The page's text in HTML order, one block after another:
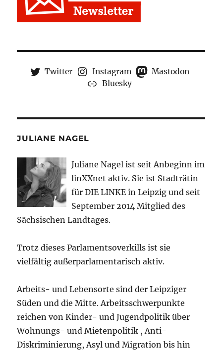
Twitter Instagram
Mastodon
Bluesky
JULIANE NAGEL
Juliane Nagel ist seit Anbeginn im
linXXnet aktiv. Sie ist Stadträtin
für DIE LINKE in Leipzig und seit
September 2014 Mitglied des
Sächsischen Landtages.
Trotz dieses Parlamentsoverkills ist sie
vielfältig außerparlamentarisch aktiv.
Arbeits- und Lebensorte sind der Leipziger
Süden und die Mitte. Arbeitsschwerpunkte
reichen von Kinder- und Jugendpolitik über
Wohnungs- und Mietenpolitik , Anti-
Diskriminierung, Asyl und Migration bis hin